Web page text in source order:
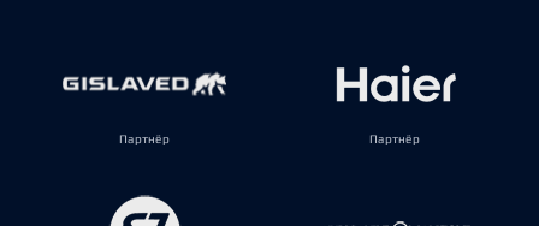
Партнёр Партнёр